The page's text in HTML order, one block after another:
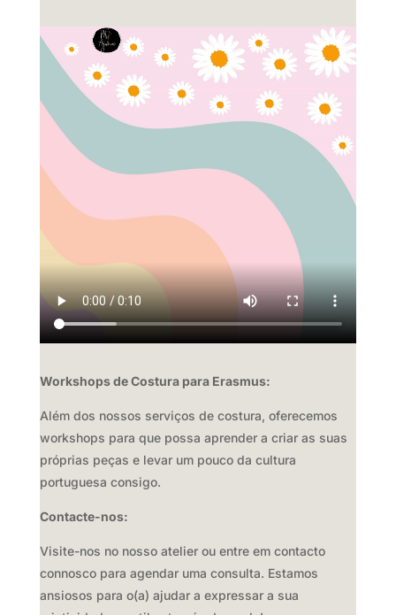
Workshops de Costura para Erasmus:
Além dos nossos serviços de costura, oferecemos
workshops para que possa aprender a criar as suas
próprias peças e levar um pouco da cultura
portuguesa consigo.
Contacte-nos:
Visite-nos no nosso atelier ou entre em contacto
connosco para agendar uma consulta. Estamos
ansiosos para o(a) ajudar a expressar a sua